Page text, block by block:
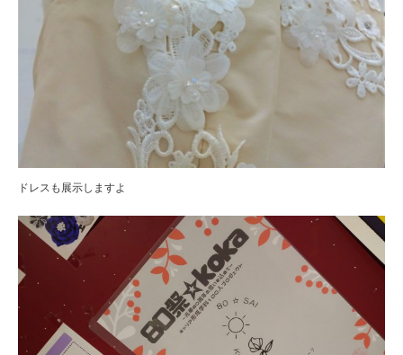
ドレスも展示しますよ